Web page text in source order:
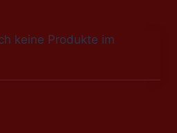
keine Produkte im